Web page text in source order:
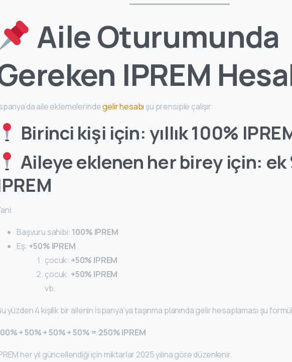
Aile Oturumunda
IPREM
aile eklemelerindegelir hesabı şu prensiple çalışır:
Birinci kişi için: yıllık 100%
Aileye eklenen her birey için: ek
Başvuru sahibi: 100% IPREM
Eş: +50% IPREM
çocuk: +50% IPREM
çocuk: +50% IPREM
vb.
yüzden 4 kişilik bir ailenin İspanya’ya taşınma planında gelir hesaplaması şu
+ 50% + 50% + 50% = 250% IPREM
her yıl güncellendiği için miktarlar 2025 yılına göre düzenlenir.